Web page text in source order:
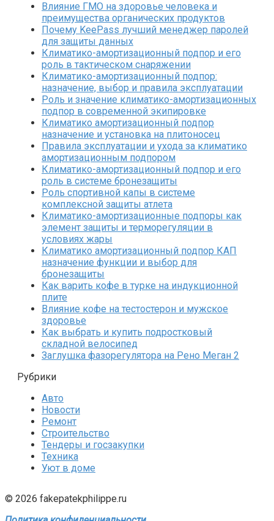
Влияние ГМО на здоровье человека и
преимущества органических продуктов
Почему KeePass лучший менеджер паролей
для защиты данных
Климатико-амортизационный подпор и его
роль в тактическом снаряжении
Климатико-амортизационный подпор:
назначение, выбор и правила эксплуатации
Роль и значение климатико-амортизационных
подпор в современной экипировке
Климатико амортизационный подпор
назначение и установка на плитоносец
Правила эксплуатации и ухода за климатико
амортизационным подпором
Климатико-амортизационный подпор и его
роль в системе бронезащиты
Роль спортивной капы в системе
комплексной защиты атлета
Климатико-амортизационные подпоры как
элемент защиты и терморегуляции в
условиях жары
Климатико амортизационный подпор КАП
назначение функции и выбор для
бронезащиты
Как варить кофе в турке на индукционной
плите
Влияние кофе на тестостерон и мужское
здоровье
Как выбрать и купить подростковый
складной велосипед
Заглушка фазорегулятора на Рено Меган 2
Рубрики
Авто
Новости
Ремонт
Строительство
Тендеры и госзакупки
Техника
Уют в доме
© 2026 fakepatekphilippe.ru